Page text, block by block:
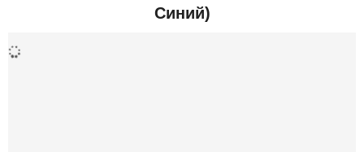
Жесткость
Синий)